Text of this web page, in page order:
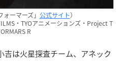
ォーマーズ」 公式サイト）
・TYOアニメーションズ・Project T
R
吉は火星探査チーム、アネック